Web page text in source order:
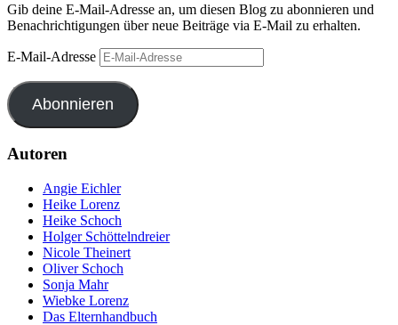
Gib deine E-Mail-Adresse an, um diesen Blog zu abonnieren und
Benachrichtigungen über neue Beiträge via E-Mail zu erhalten.
E-Mail-Adresse
Abonnieren
Autoren
Angie Eichler
Heike Lorenz
Heike Schoch
Holger Schöttelndreier
Nicole Theinert
Oliver Schoch
Sonja Mahr
Wiebke Lorenz
Das Elternhandbuch